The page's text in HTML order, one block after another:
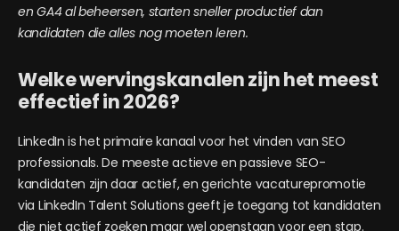
en GA4 al beheersen, starten sneller productief dan
kandidaten die alles nog moeten leren.
Welke wervingskanalen zijn het meest
effectief in 2026?
LinkedIn is het primaire kanaal voor het vinden van SEO
professionals. De meeste actieve en passieve SEO-
kandidaten zijn daar actief, en gerichte vacaturepromotie
via LinkedIn Talent Solutions geeft je toegang tot kandidaten
die niet actief zoeken maar wel openstaan voor een stap.